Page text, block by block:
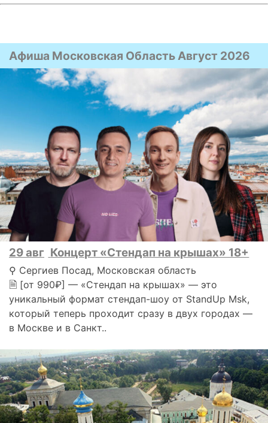
Афиша Московская Область Август 2026
29 авг Концерт «Стендап на крышах» 18+
⚲ Сергиев Посад, Московская область
🗎 [от 990₽] — «Стендап на крышах» — это
уникальный формат стендап-шоу от StandUp Msk,
который теперь проходит сразу в двух городах —
в Москве и в Санкт..